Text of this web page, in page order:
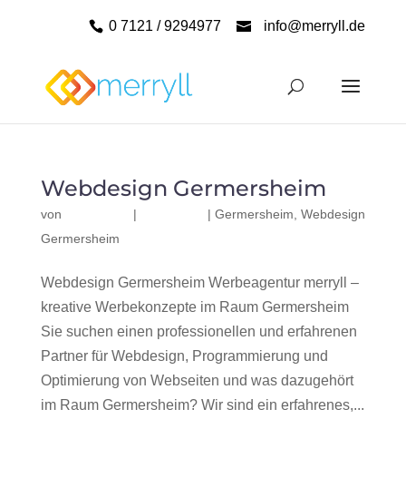
0 7121 / 9294977 info@merryll.de
Webdesign Germersheim
von | | Germersheim Webdesign
Germersheim
Webdesign Germersheim Werbeagentur merryll –
kreative Werbekonzepte im Raum Germersheim
Sie suchen einen professionellen und erfahrenen
Partner für Webdesign, Programmierung und
Optimierung von Webseiten und was dazugehört
im Raum Germersheim? Wir sind ein erfahrenes,...